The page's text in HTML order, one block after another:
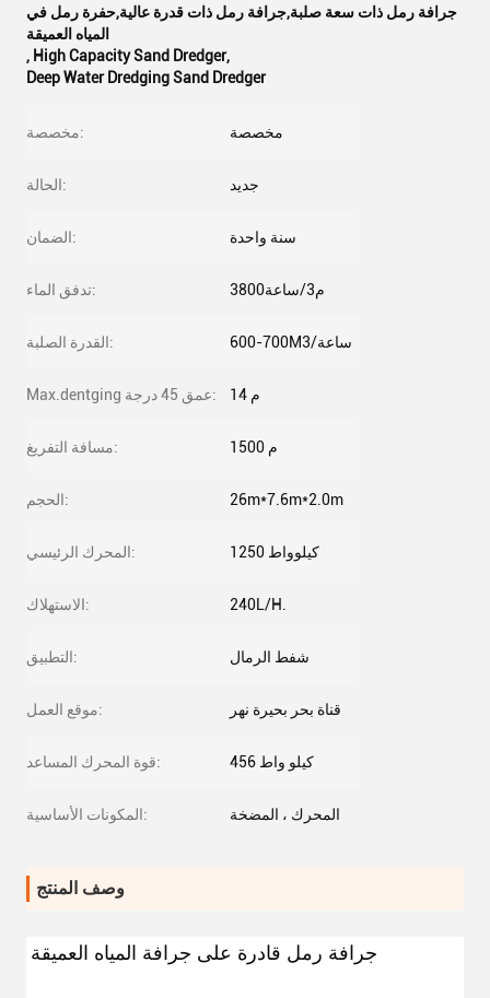
جرافة رمل ذات سعة صلبة,جرافة رمل ذات قدرة عالية,حفرة رمل في
المياه العميقة
, High Capacity Sand Dredger,
Deep Water Dredging Sand Dredger
مخصصة: مخصصة
الحالة: جديد
الضمان: سنة واحدة
تدفق الماء: 3800م3/ساعة
القدرة الصلبة: 600-700M3/ساعة
Max.dentging عمق 45 درجة: 14 م
مسافة التفريغ: 1500 م
الحجم: 26m*7.6m*2.0m
المحرك الرئيسي: 1250 كيلوواط
الاستهلاك: 240L/H.
التطبيق: شفط الرمال
موقع العمل: قناة بحر بحيرة نهر
قوة المحرك المساعد: 456 كيلو واط
المكونات الأساسية: المحرك ، المضخة
وصف المنتج
جرافة رمل قادرة على جرافة المياه العميقة